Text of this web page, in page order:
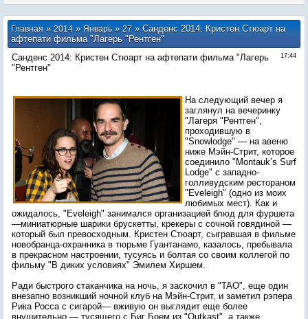
Главная»2014 » Январь » 27» Санденс 2014: Кристен Стюарт на
афтепати фильма "Лагерь "Рентген"
17:44
Санденс 2014: Кристен Стюарт на афтепати фильма "Лагерь
"Рентген"
На следующий вечер я
заглянул на вечеринку
"Лагеря "Рентген",
проходившую в
"Snowlodge" — на авеню
ниже Мэйн-Стрит, которое
соединило "Montauk’s Surf
Lodge" с западно-
голливудским рестораном
"Eveleigh" (одно из моих
любимых мест). Как и
ожидалось, "Eveleigh" занимался организацией блюд для фуршета
—миниатюрные шарики брускетты, крекеры с сочной говядиной —
который был превосходным. Кристен Стюарт, сыгравшая в фильме
новобранца-охранника в тюрьме Гуантанамо, казалось, пребывала
в прекрасном настроении, тусуясь и болтая со своим коллегой по
фильму "В диких условиях" Эмилем Хиршем.
Ради быстрого стаканчика на ночь, я заскочил в "TAO", еще один
внезапно возникший ночной клуб на Мэйн-Стрит, и заметил рэпера
Рика Росса с сигарой— вживую он выглядит еще более
внушительно — тусящего с Биг Боем из "Outkast", а также